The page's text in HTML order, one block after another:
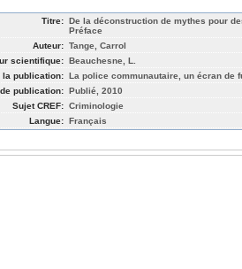
Titre: De la déconstruction de mythes pour
Préface
Auteur: Tange, Carrol
scientifique: Beauchesne, L.
la publication: La police communautaire, un écran de
publication: Publié, 2010
Sujet CREF: Criminologie
Langue: Français